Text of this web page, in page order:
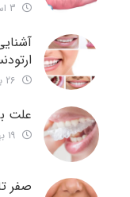
علت
صفر